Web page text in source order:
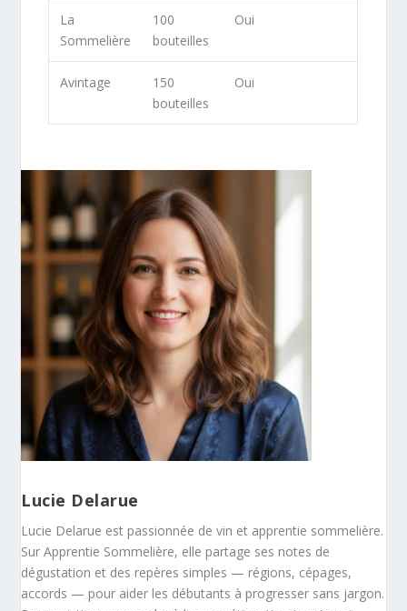
La
Sommelière
100
bouteilles
Oui
Avintage
150
bouteilles
Oui
Lucie Delarue
Lucie Delarue est passionnée de vin et apprentie sommelière.
Sur Apprentie Sommelière, elle partage ses notes de
dégustation et des repères simples — régions, cépages,
accords — pour aider les débutants à progresser sans jargon.